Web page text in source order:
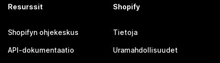
Resurssit
Shopifyn ohjekeskus
API-dokumentaatio
Shopify
Tietoja
Uramahdollisuudet